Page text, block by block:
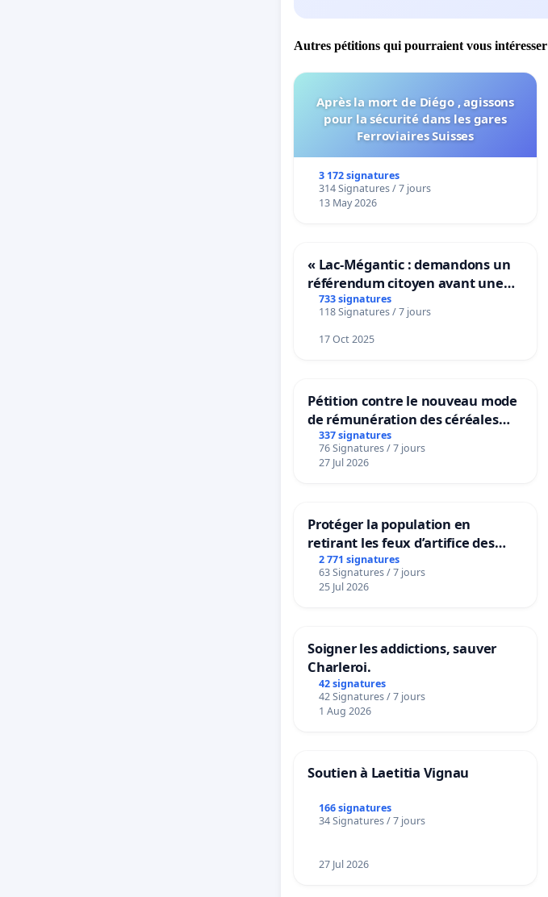
Autres pétitions qui pourraient vous intéresser
Après la mort de Diégo , agissons
pour la sécurité dans les gares
Ferroviaires Suisses
3 172 signatures
314 Signatures / 7 jours
13 May 2026
« Lac-Mégantic : demandons un
référendum citoyen avant une
transformation irréversible de
notre territoire »
733 signatures
118 Signatures / 7 jours
17 Oct 2025
Pétition contre le nouveau mode
de rémunération des céréales
panifiables de Swiss granum basé
sur la teneur en protéines
337 signatures
76 Signatures / 7 jours
27 Jul 2026
Protéger la population en
retirant les feux d’artifice des
rayons
2 771 signatures
63 Signatures / 7 jours
25 Jul 2026
Soigner les addictions, sauver
Charleroi.
42 signatures
42 Signatures / 7 jours
1 Aug 2026
Soutien à Laetitia Vignau
166 signatures
34 Signatures / 7 jours
27 Jul 2026